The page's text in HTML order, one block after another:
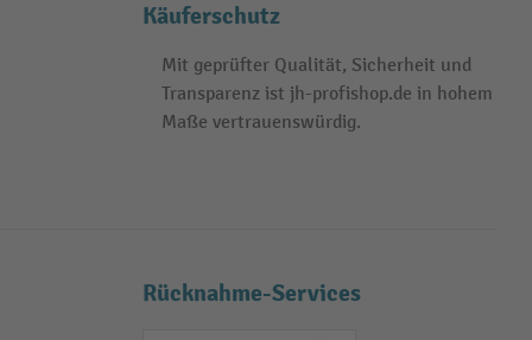
Käuferschutz
Mit geprüfter Qualität, Sicherheit und
Transparenz ist jh-profishop.de in hohem
Maße vertrauenswürdig.
Rücknahme-Services